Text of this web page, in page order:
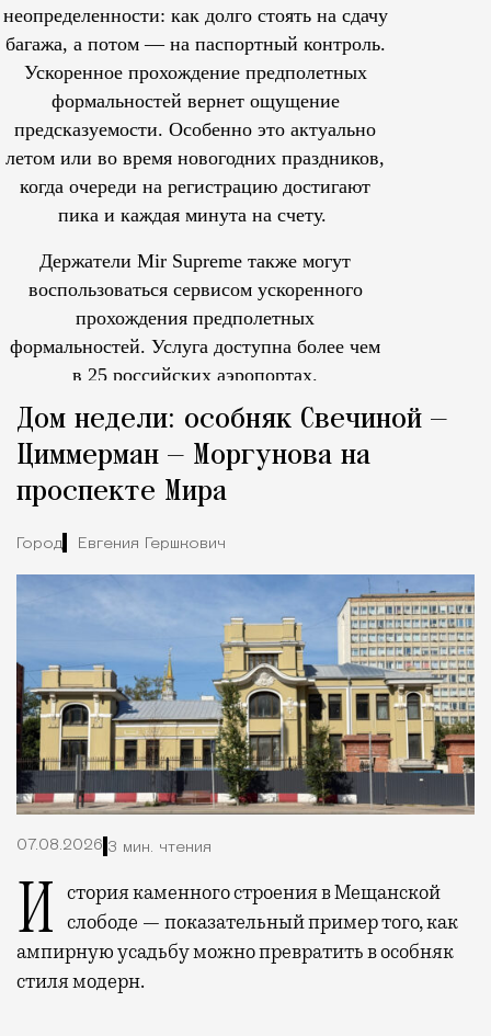
неопределенности: как долго стоять на сдачу
багажа, а потом — на паспортный контроль.
Ускоренное прохождение предполетных
формальностей вернет ощущение
предсказуемости. Особенно это актуально
летом или во время новогодних праздников,
когда очереди на регистрацию достигают
пика и каждая минута на счету.
Держатели Mir Supreme также могут
воспользоваться сервисом ускоренного
прохождения предполетных
формальностей. Услуга доступна более чем
в 25 российских аэропортах.
Дом недели: особняк Свечиной —
Циммерман — Моргунова на
проспекте Мира
Город Евгения Гершкович
07.08.2026 3 мин. чтения
История каменного строения в Мещанской слободе — показательный пример того, как
ампирную усадьбу можно превратить в особняк
стиля модерн.